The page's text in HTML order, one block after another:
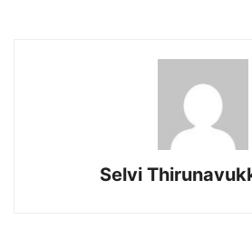
Selvi